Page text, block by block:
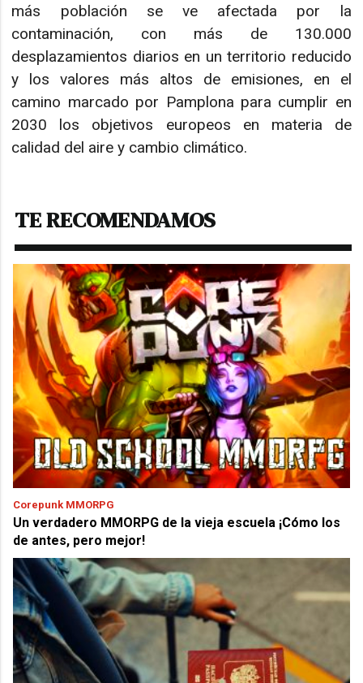
más población se ve afectada por la
contaminación, con más de 130.000
desplazamientos diarios en un territorio reducido
y los valores más altos de emisiones, en el
camino marcado por Pamplona para cumplir en
2030 los objetivos europeos en materia de
calidad del aire y cambio climático.
TE RECOMENDAMOS
Corepunk MMORPG
Un verdadero MMORPG de la vieja escuela ¡Cómo los
de antes, pero mejor!